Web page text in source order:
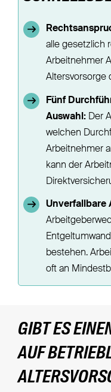
alle gesetzlich
Arbeitnehmer
Altersvorsorge
Fünf
Auswahl: Der
welchen
Arbeitnehmer
kann der
Unverfallbare
bestehen.
oft an
GIBT ES
AUF